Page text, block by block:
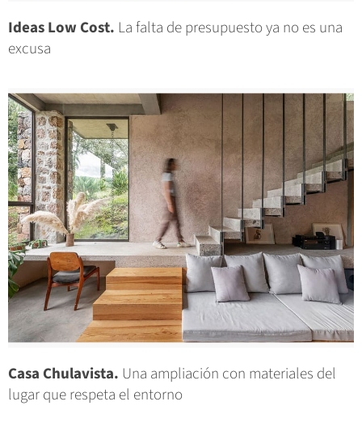
Ideas Low Cost. La falta de presupuesto ya no es una
excusa
Casa Chulavista. Una ampliación con materiales del
lugar que respeta el entorno